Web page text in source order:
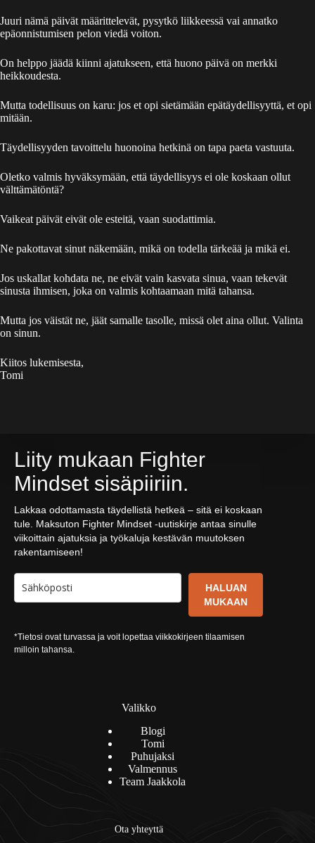
Juuri nämä päivät määrittelevät, pysytkö liikkeessä vai annatko
epäonnistumisen pelon viedä voiton.
On helppo jäädä kiinni ajatukseen, että huono päivä on merkki
heikkoudesta.
Mutta todellisuus on karu: jos et opi sietämään epätäydellisyyttä, et opi
mitään.
Täydellisyyden tavoittelu huonoina hetkinä on tapa paeta vastuuta.
Oletko valmis hyväksymään, että täydellisyys ei ole koskaan ollut
välttämätöntä?
Vaikeat päivät eivät ole esteitä, vaan suodattimia.
Ne pakottavat sinut näkemään, mikä on todella tärkeää ja mikä ei.
Jos uskallat kohdata ne, ne eivät vain kasvata sinua, vaan tekevät
sinusta ihmisen, joka on valmis kohtaamaan mitä tahansa.
Mutta jos väistät ne, jäät samalle tasolle, missä olet aina ollut. Valinta
on sinun.
Kiitos lukemisesta,
Tomi
Liity mukaan Fighter
Mindset sisäpiiriin.
Lakkaa odottamasta täydellistä hetkeä – sitä ei koskaan
tule. Maksuton Fighter Mindset -uutiskirje antaa sinulle
viikoittain ajatuksia ja työkaluja kestävän muutoksen
rakentamiseen!
HALUAN
MUKAAN
*Tietosi ovat turvassa ja voit lopettaa viikkokirjeen tilaamisen
milloin tahansa.
Valikko
Blogi
Tomi
Puhujaksi
Valmennus
Team Jaakkola
Ota yhteyttä